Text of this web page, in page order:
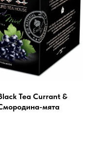
Tea Currant &
мята